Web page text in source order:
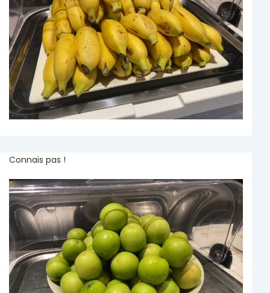
Connais pas !